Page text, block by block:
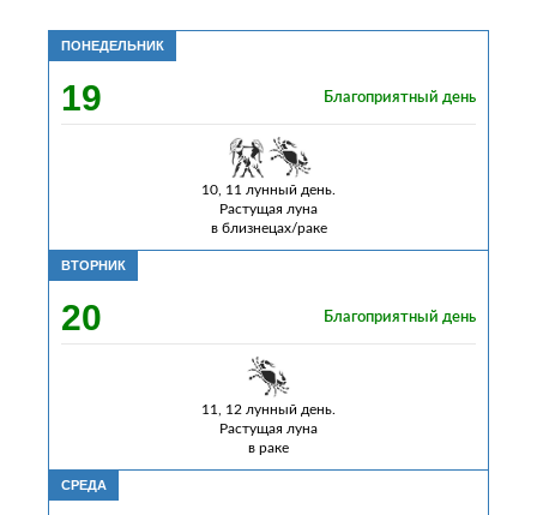
ПОНЕДЕЛЬНИК
19 Благоприятный день
10, 11 лунный день.
Растущая луна
в близнецах/раке
ВТОРНИК
20 Благоприятный день
11, 12 лунный день.
Растущая луна
в раке
СРЕДА